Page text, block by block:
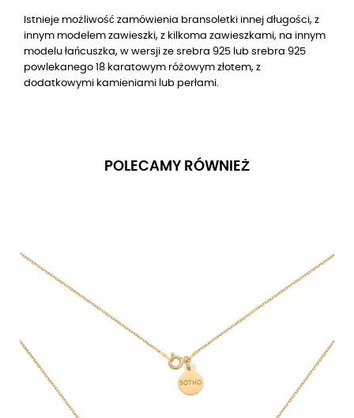
Istnieje możliwość zamówienia bransoletki innej długości, z
innym modelem zawieszki, z kilkoma zawieszkami, na innym
modelu łańcuszka, w wersji ze srebra 925 lub srebra 925
powlekanego 18 karatowym różowym złotem, z
dodatkowymi kamieniami lub perłami.
POLECAMY RÓWNIEŻ